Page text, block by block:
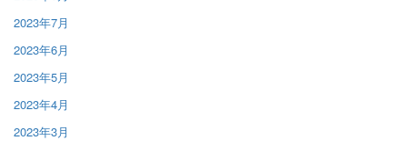
2023年7月
2023年6月
2023年5月
2023年4月
2023年3月